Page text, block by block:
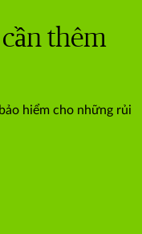
thêm
hiểm cho những rủi